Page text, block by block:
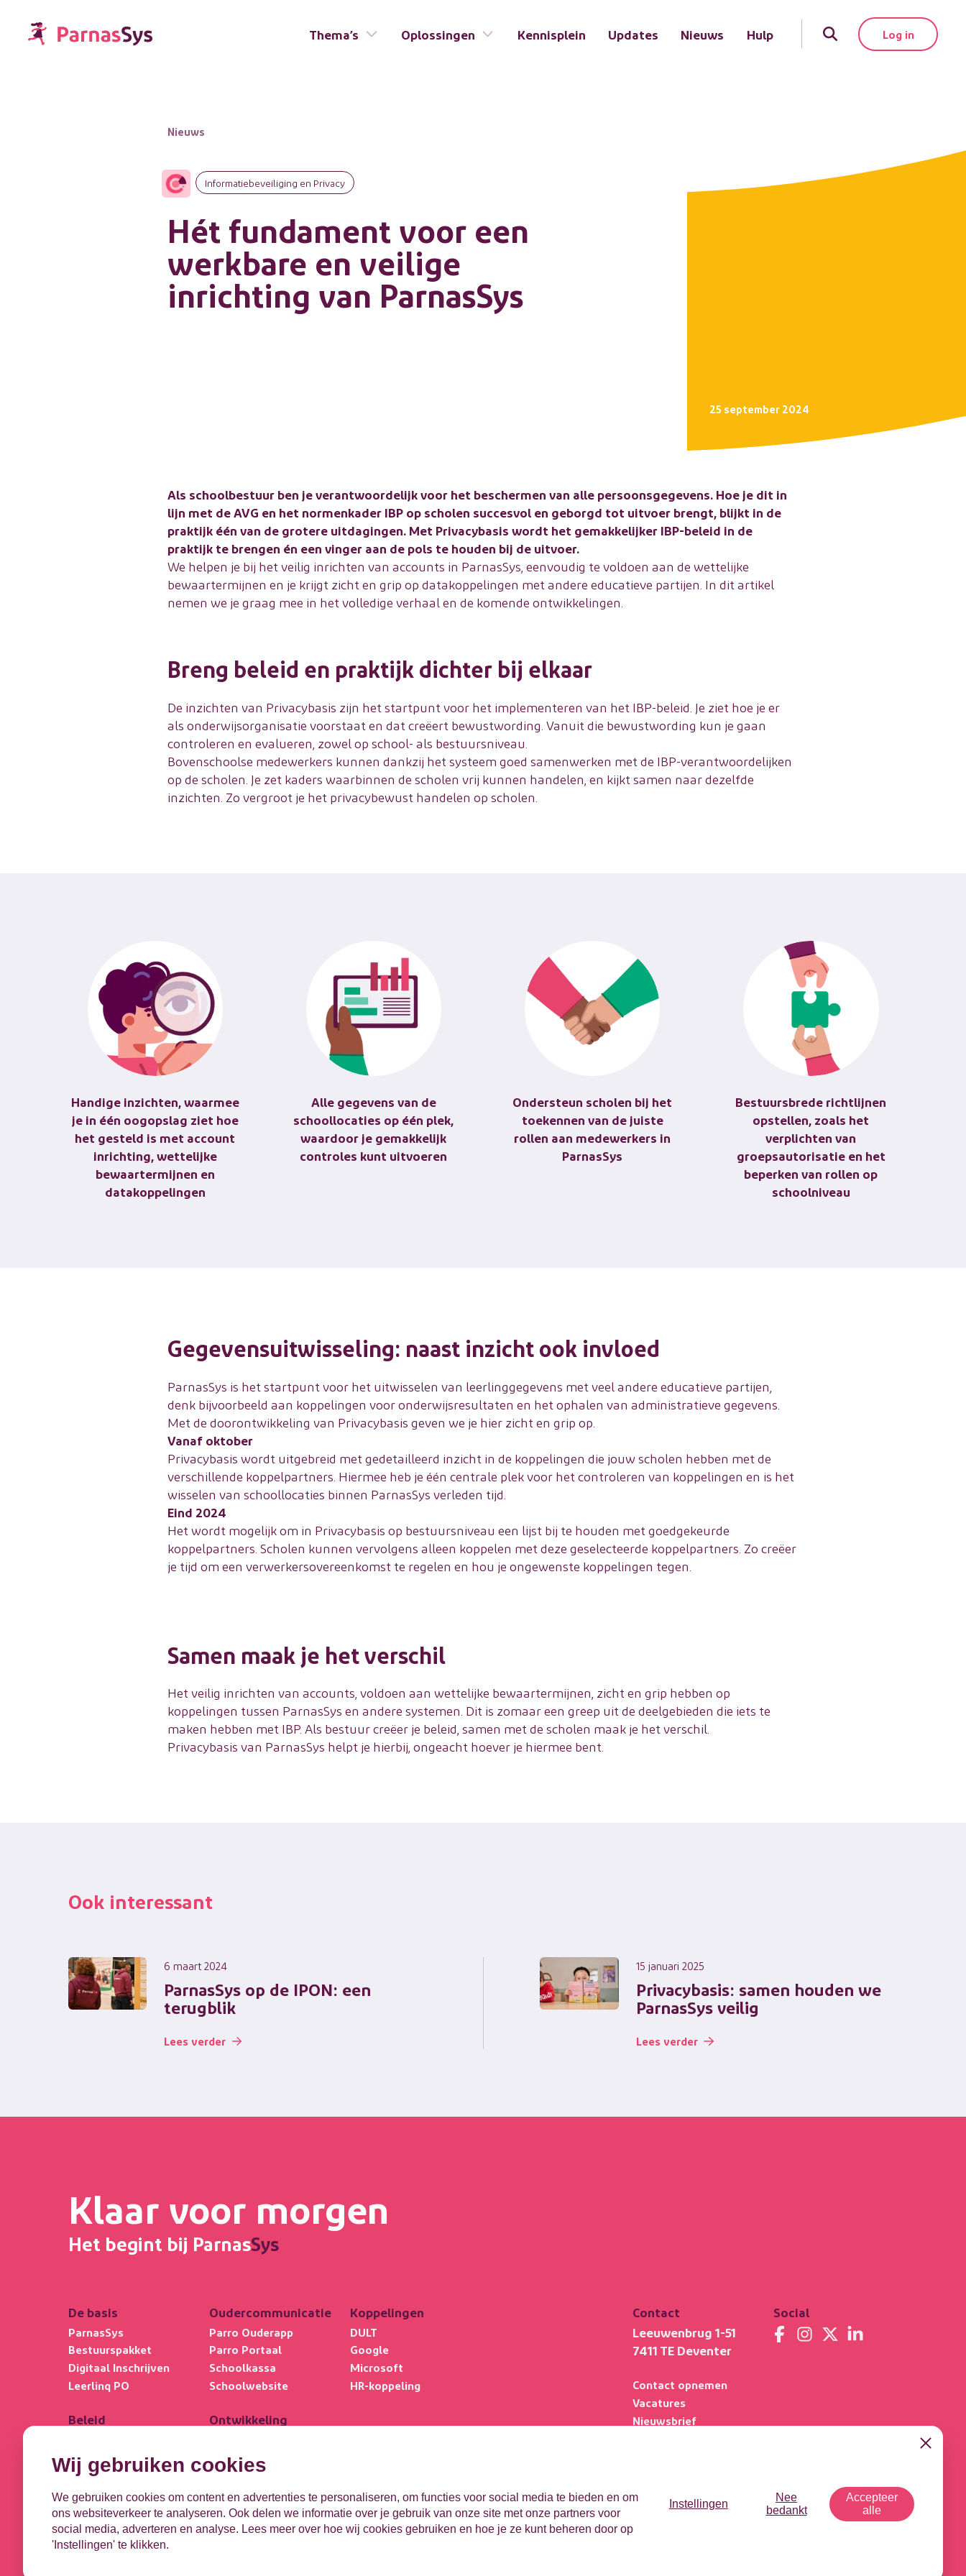
Thema’s Oplossingen Kennisplein Updates Nieuws Hulp Log in
Nieuws
Informatiebeveiliging en Privacy
Hét fundament voor een
werkbare en veilige
inrichting van ParnasSys
25 september 2024
Als schoolbestuur ben je verantwoordelijk voor het beschermen van alle persoonsgegevens. Hoe je dit in
lijn met de AVG en het normenkader IBP op scholen succesvol en geborgd tot uitvoer brengt, blijkt in de
praktijk één van de grotere uitdagingen. Met Privacybasis wordt het gemakkelijker IBP-beleid in de
praktijk te brengen én een vinger aan de pols te houden bij de uitvoer.
We helpen je bij het veilig inrichten van accounts in ParnasSys, eenvoudig te voldoen aan de wettelijke
bewaartermijnen en je krijgt zicht en grip op datakoppelingen met andere educatieve partijen. In dit artikel
nemen we je graag mee in het volledige verhaal en de komende ontwikkelingen.
Breng beleid en praktijk dichter bij elkaar
De inzichten van Privacybasis zijn het startpunt voor het implementeren van het IBP-beleid. Je ziet hoe je er
als onderwijsorganisatie voorstaat en dat creëert bewustwording. Vanuit die bewustwording kun je gaan
controleren en evalueren, zowel op school- als bestuursniveau.
Bovenschoolse medewerkers kunnen dankzij het systeem goed samenwerken met de IBP-verantwoordelijken
op de scholen. Je zet kaders waarbinnen de scholen vrij kunnen handelen, en kijkt samen naar dezelfde
inzichten. Zo vergroot je het privacybewust handelen op scholen.
Handige inzichten, waarmee
je in één oogopslag ziet hoe
het gesteld is met account
inrichting, wettelijke
bewaartermijnen en
datakoppelingen
Alle gegevens van de
schoollocaties op één plek,
waardoor je gemakkelijk
controles kunt uitvoeren
Ondersteun scholen bij het
toekennen van de juiste
rollen aan medewerkers in
ParnasSys
Bestuursbrede richtlijnen
opstellen, zoals het
verplichten van
groepsautorisatie en het
beperken van rollen op
schoolniveau
Gegevensuitwisseling: naast inzicht ook invloed
ParnasSys is het startpunt voor het uitwisselen van leerlinggegevens met veel andere educatieve partijen,
denk bijvoorbeeld aan koppelingen voor onderwijsresultaten en het ophalen van administratieve gegevens.
Met de doorontwikkeling van Privacybasis geven we je hier zicht en grip op.
Vanaf oktober
Privacybasis wordt uitgebreid met gedetailleerd inzicht in de koppelingen die jouw scholen hebben met de
verschillende koppelpartners. Hiermee heb je één centrale plek voor het controleren van koppelingen en is het
wisselen van schoollocaties binnen ParnasSys verleden tijd.
Eind 2024
Het wordt mogelijk om in Privacybasis op bestuursniveau een lijst bij te houden met goedgekeurde
koppelpartners. Scholen kunnen vervolgens alleen koppelen met deze geselecteerde koppelpartners. Zo creëer
je tijd om een verwerkersovereenkomst te regelen en hou je ongewenste koppelingen tegen.
Samen maak je het verschil
Het veilig inrichten van accounts, voldoen aan wettelijke bewaartermijnen, zicht en grip hebben op
koppelingen tussen ParnasSys en andere systemen. Dit is zomaar een greep uit de deelgebieden die iets te
maken hebben met IBP. Als bestuur creëer je beleid, samen met de scholen maak je het verschil.
Privacybasis van ParnasSys helpt je hierbij, ongeacht hoever je hiermee bent.
Ook interessant
6 maart 2024
ParnasSys op de IPON: een
terugblik
Lees verder
15 januari 2025
Privacybasis: samen houden we
ParnasSys veilig
Lees verder
Klaar voor morgen
Het begint bij ParnasSys
De basis
ParnasSys
Bestuurspakket
Digitaal Inschrijven
Leerlinq PO
Beleid
Ultimview
Focus PO META
Oudercommunicatie
Parro Ouderapp
Parro Portaal
Schoolkassa
Schoolwebsite
Ontwikkeling
Leerlijnen
OPP
DHH
Koppelingen
DULT
Google
Microsoft
HR-koppeling
Contact
Leeuwenbrug 1-51
7411 TE Deventer
Contact opnemen
Vacatures
Nieuwsbrief
Social
Wij gebruiken cookies
We gebruiken cookies om content en advertenties te personaliseren, om functies voor social media te bieden en om
ons websiteverkeer te analyseren. Ook delen we informatie over je gebruik van onze site met onze partners voor
social media, adverteren en analyse. Lees meer over hoe wij cookies gebruiken en hoe je ze kunt beheren door op
'Instellingen' te klikken.
Close
Instellingen
Nee
bedankt
Accepteer
alle